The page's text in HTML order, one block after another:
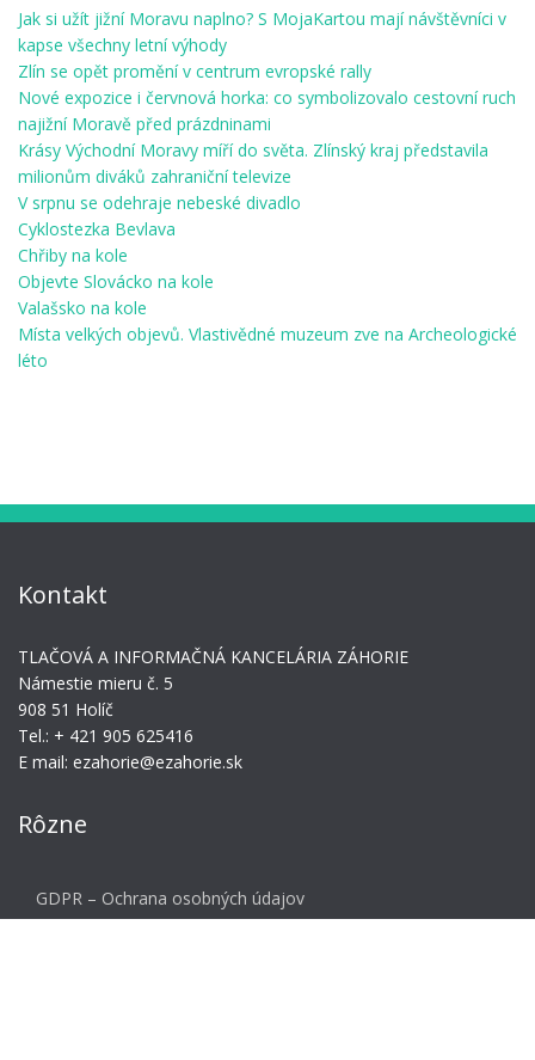
Jak si užít jižní Moravu naplno? S MojaKartou mají návštěvníci v
kapse všechny letní výhody
Zlín se opět promění v centrum evropské rally
Nové expozice i červnová horka: co symbolizovalo cestovní ruch
najižní Moravě před prázdninami
Krásy Východní Moravy míří do světa. Zlínský kraj představila
milionům diváků zahraniční televize
V srpnu se odehraje nebeské divadlo
Cyklostezka Bevlava
Chřiby na kole
Objevte Slovácko na kole
Valašsko na kole
Místa velkých objevů. Vlastivědné muzeum zve na Archeologické
léto
Kontakt
TLAČOVÁ A INFORMAČNÁ KANCELÁRIA ZÁHORIE
Námestie mieru č. 5
908 51 Holíč
Tel.: + 421 905 625416
E mail: ezahorie@ezahorie.sk
Rôzne
GDPR – Ochrana osobných údajov